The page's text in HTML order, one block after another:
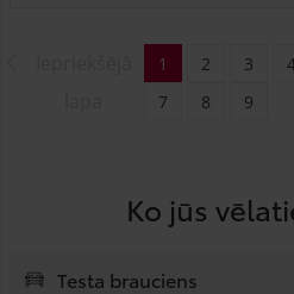
1 2 3
7
8 9
Ko jūs
Testa brauciens